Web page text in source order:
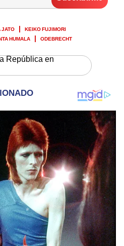
JATO
KEIKO FUJIMORI
HUMALA ODEBRECHT
República en